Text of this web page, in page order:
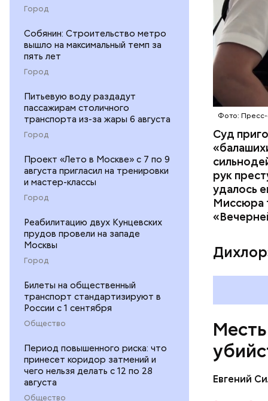
Город
Собянин: Строительство метро
вышло на максимальный темп за
пять лет
Город
Питьевую воду раздадут
пассажирам столичного
транспорта из-за жары 6 августа
Город
Проект «Лето в Москве» с 7 по 9
августа пригласил на тренировки
и мастер-классы
Город
Реабилитацию двух Кунцевских
прудов провели на западе
Москвы
Город
Билеты на общественный
транспорт стандартизируют в
России с 1 сентября
Общество
Период повышенного риска: что
принесет коридор затмений и
чего нельзя делать с 12 по 28
августа
Общество
Фото: Пресс-
Суд
рук
удалось
Миссюра
Евгений
По